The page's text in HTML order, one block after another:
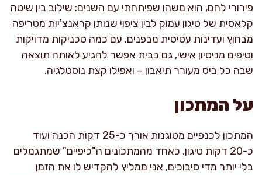
פירורי לחם, הוא משהו שפיתחתי עם השנים: שילוב בין שיטה
קלאסית של טיגון עמוק לבין ציפוי שנותן קראנצ'יות מטריפה
מבחוץ ועדינות עסיסית מבפנים. עם כמה טכניקות מדויקות
וטיפים מניסיון אישי, גם בבית אפשר להגיע לאותה תוצאה
שבה כל ביס מעורר תיאבון – ואפילו קצת נוסטלגיה.
על המתכון
המתכון לכנפיים מטוגנות אורך כ-25 דקות הכנה ועוד
כ-20 דקות טיגון. כאחד מהמתכונים ה"כיפיים" שמתגמלים
בלי יותר מדי סיבוכים, אני ממליץ להקדיש לו את הזמן